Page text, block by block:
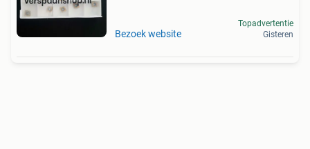
Bezoek website
Topadvertentie
Gisteren